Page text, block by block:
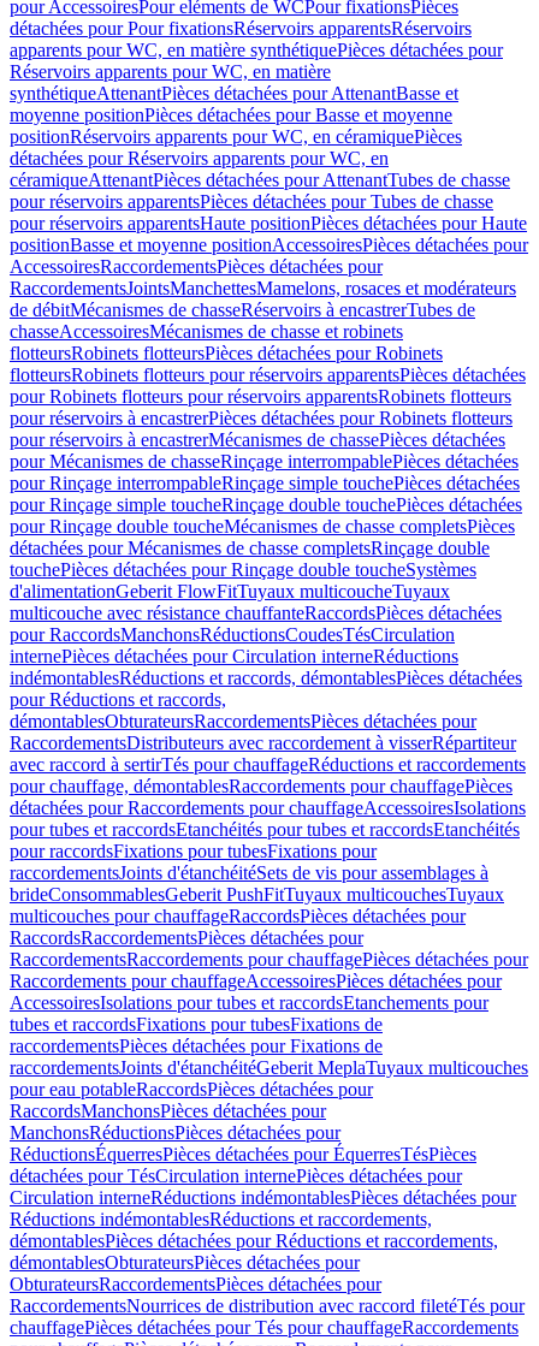
pour AccessoiresPour eléments de WCPour fixationsPièces
détachées pour Pour fixationsRéservoirs apparentsRéservoirs
apparents pour WC, en matière synthétiquePièces détachées pour
Réservoirs apparents pour WC, en matière
synthétiqueAttenantPièces détachées pour AttenantBasse et
moyenne positionPièces détachées pour Basse et moyenne
positionRéservoirs apparents pour WC, en céramiquePièces
détachées pour Réservoirs apparents pour WC, en
céramiqueAttenantPièces détachées pour AttenantTubes de chasse
pour réservoirs apparentsPièces détachées pour Tubes de chasse
pour réservoirs apparentsHaute positionPièces détachées pour Haute
positionBasse et moyenne positionAccessoiresPièces détachées pour
AccessoiresRaccordementsPièces détachées pour
RaccordementsJointsManchettesMamelons, rosaces et modérateurs
de débitMécanismes de chasseRéservoirs à encastrerTubes de
chasseAccessoiresMécanismes de chasse et robinets
flotteursRobinets flotteursPièces détachées pour Robinets
flotteursRobinets flotteurs pour réservoirs apparentsPièces détachées
pour Robinets flotteurs pour réservoirs apparentsRobinets flotteurs
pour réservoirs à encastrerPièces détachées pour Robinets flotteurs
pour réservoirs à encastrerMécanismes de chassePièces détachées
pour Mécanismes de chasseRinçage interrompablePièces détachées
pour Rinçage interrompableRinçage simple touchePièces détachées
pour Rinçage simple toucheRinçage double touchePièces détachées
pour Rinçage double toucheMécanismes de chasse completsPièces
détachées pour Mécanismes de chasse completsRinçage double
touchePièces détachées pour Rinçage double toucheSystèmes
d'alimentationGeberit FlowFitTuyaux multicoucheTuyaux
multicouche avec résistance chauffanteRaccordsPièces détachées
pour RaccordsManchonsRéductionsCoudesTésCirculation
internePièces détachées pour Circulation interneRéductions
indémontablesRéductions et raccords, démontablesPièces détachées
pour Réductions et raccords,
démontablesObturateursRaccordementsPièces détachées pour
RaccordementsDistributeurs avec raccordement à visserRépartiteur
avec raccord à sertirTés pour chauffageRéductions et raccordements
pour chauffage, démontablesRaccordements pour chauffagePièces
détachées pour Raccordements pour chauffageAccessoiresIsolations
pour tubes et raccordsEtanchéités pour tubes et raccordsEtanchéités
pour raccordsFixations pour tubesFixations pour
raccordementsJoints d'étanchéitéSets de vis pour assemblages à
brideConsommablesGeberit PushFitTuyaux multicouchesTuyaux
multicouches pour chauffageRaccordsPièces détachées pour
RaccordsRaccordementsPièces détachées pour
RaccordementsRaccordements pour chauffagePièces détachées pour
Raccordements pour chauffageAccessoiresPièces détachées pour
AccessoiresIsolations pour tubes et raccordsEtanchements pour
tubes et raccordsFixations pour tubesFixations de
raccordementsPièces détachées pour Fixations de
raccordementsJoints d'étanchéitéGeberit MeplaTuyaux multicouches
pour eau potableRaccordsPièces détachées pour
RaccordsManchonsPièces détachées pour
ManchonsRéductionsPièces détachées pour
RéductionsÉquerresPièces détachées pour ÉquerresTésPièces
détachées pour TésCirculation internePièces détachées pour
Circulation interneRéductions indémontablesPièces détachées pour
Réductions indémontablesRéductions et raccordements,
démontablesPièces détachées pour Réductions et raccordements,
démontablesObturateursPièces détachées pour
ObturateursRaccordementsPièces détachées pour
RaccordementsNourrices de distribution avec raccord filetéTés pour
chauffagePièces détachées pour Tés pour chauffageRaccordements